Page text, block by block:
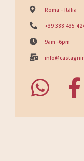
Roma - Itália
+39 388 435
9am -6pm
f